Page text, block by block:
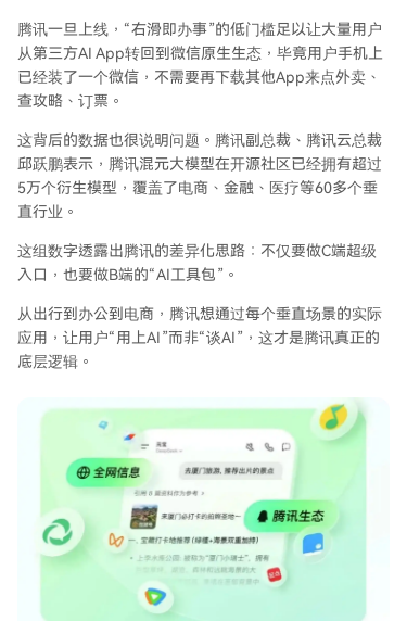
腾讯一旦上线，“右滑即办事”的低门槛足以让大量用户
从第三方AI App转回到微信原生生态，毕竟用户手机上
已经装了一个微信，不需要再下载其他App来点外卖、
查攻略、订票。
这背后的数据也很说明问题。腾讯副总裁、腾讯云总裁
邱跃鹏表示，腾讯混元大模型在开源社区已经拥有超过
5万个衍生模型，覆盖了电商、金融、医疗等60多个垂
直行业。
这组数字透露出腾讯的差异化思路：不仅要做C端超级
入口，也要做B端的“AI工具包”。
从出行到办公到电商，腾讯想通过每个垂直场景的实际
应用，让用户“用上AI”而非“谈AI”，这才是腾讯真正的
底层逻辑。